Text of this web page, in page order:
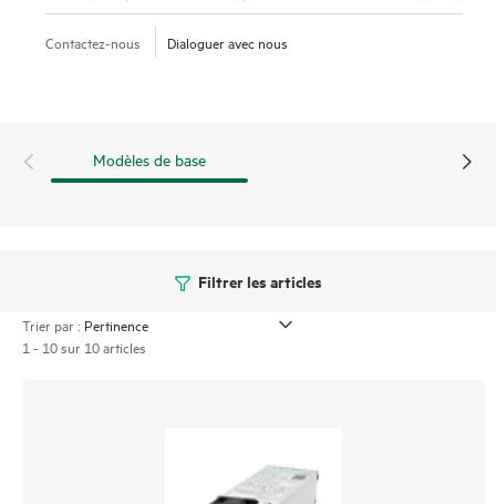
ProLiant Compute DL320 Gen12, HPE ProLiant Compute
DL325 Gen12, HPE ProLiant Compute DL340 Gen12, HPE
Contactez-nous Dialoguer avec nous
Modèles de base
Filtrer les articles
Trier par :
1 - 10 sur 10 articles